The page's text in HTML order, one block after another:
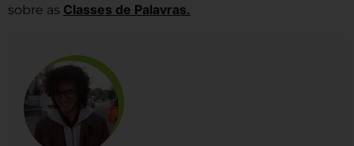
sobre as Classes de Palavras.